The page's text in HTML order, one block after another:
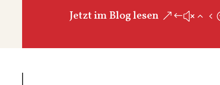
Jetzt im Blog lesen